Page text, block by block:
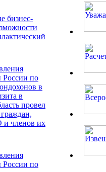
бизнес-
России по
в
в
провел
и членов их
России по